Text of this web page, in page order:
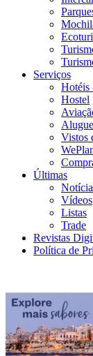
Serviços
Hotéis
Hostel
Vistos
Últimas
Vídeos
Listas
Trade
Revistas
Política de